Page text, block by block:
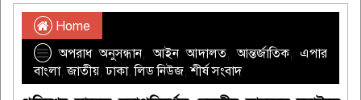
Home
অপরাধ অনুসন্ধান,আইন আদালত,আন্তর্জাতিক,এপার
বাংলা,জাতীয়,ঢাকা,লিড নিউজ,শীর্ষ সংবাদ